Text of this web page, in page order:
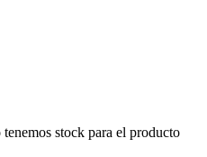
stock para el producto